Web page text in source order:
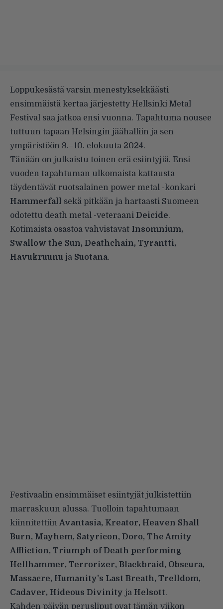
Loppukesästä varsin menestyksekkäästi
ensimmäistä kertaa järjestetty Hellsinki Metal
Festival saa jatkoa ensi vuonna. Tapahtuma nousee
tuttuun tapaan Helsingin jäähalliin ja sen
ympäristöön 9.–10. elokuuta 2024.
Tänään on julkaistu toinen erä esiintyjiä. Ensi
vuoden tapahtuman ulkomaista kattausta
täydentävät ruotsalainen power metal -konkari
Hammerfall
sekä pitkään ja hartaasti Suomeen
odotettu death metal -veteraani Deicide.
Kotimaista osastoa vahvistavat Insomnium,
Swallow the Sun, Deathchain, Tyrantti,
Havukruunu ja Suotana.
Festivaalin ensimmäiset esiintyjät julkistettiin
marraskuun alussa. Tuolloin tapahtumaan
kiinnitettiin Avantasia, Kreator, Heaven Shall
Burn, Mayhem, Satyricon, Doro, The Amity
Affliction, Triumph of Death performing
Hellhammer, Terrorizer, Blackbraid, Obscura,
Massacre, Humanity’s Last Breath, Trelldom,
Cadaver, Hideous Divinity ja Helsott.
Kahden päivän perusliput ovat tämän viikon